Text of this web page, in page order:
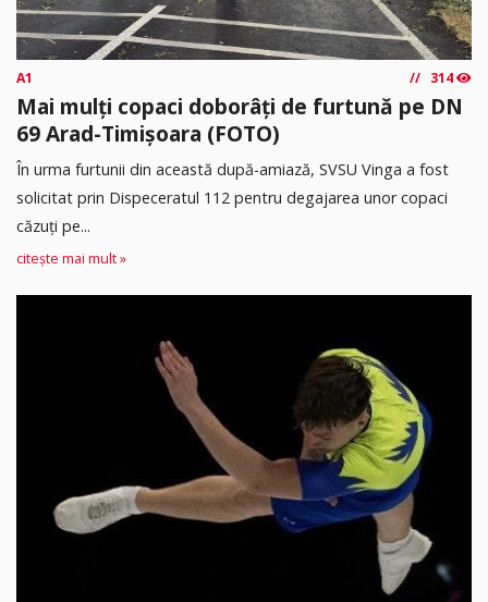
A1 314
Mai mulți copaci doborâți de furtună pe DN
69 Arad-Timișoara (FOTO)
În urma furtunii din această după-amiază, SVSU Vinga a fost
solicitat prin Dispeceratul 112 pentru degajarea unor copaci
căzuți pe...
citește mai mult »